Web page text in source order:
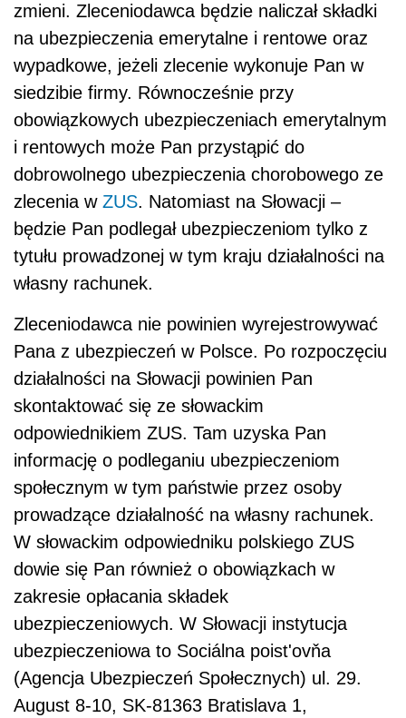
zmieni. Zleceniodawca będzie naliczał składki
na ubezpieczenia emerytalne i rentowe oraz
wypadkowe, jeżeli zlecenie wykonuje Pan w
siedzibie firmy. Równocześnie przy
obowiązkowych ubezpieczeniach emerytalnym
i rentowych może Pan przystąpić do
dobrowolnego ubezpieczenia chorobowego ze
zlecenia w ZUS. Natomiast na Słowacji –
będzie Pan podlegał ubezpieczeniom tylko z
tytułu prowadzonej w tym kraju działalności na
własny rachunek.
Zleceniodawca nie powinien wyrejestrowywać
Pana z ubezpieczeń w Polsce. Po rozpoczęciu
działalności na Słowacji powinien Pan
skontaktować się ze słowackim
odpowiednikiem ZUS. Tam uzyska Pan
informację o podleganiu ubezpieczeniom
społecznym w tym państwie przez osoby
prowadzące działalność na własny rachunek.
W słowackim odpowiedniku polskiego ZUS
dowie się Pan również o obowiązkach w
zakresie opłacania składek
ubezpieczeniowych. W Słowacji instytucja
ubezpieczeniowa to Sociálna poist'ovňa
(Agencja Ubezpieczeń Społecznych) ul. 29.
August 8-10, SK-81363 Bratislava 1,